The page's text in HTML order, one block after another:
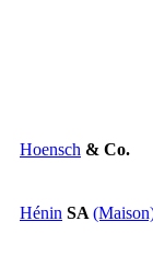
Hoensch & Co.
Hénin SA